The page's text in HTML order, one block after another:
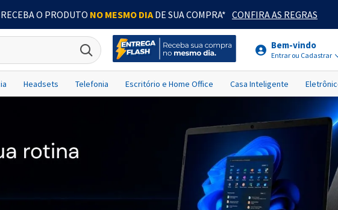
RECEBA O PRODUTO NO MESMO DIADE SUA COMPRA* CONFIRA AS REGRAS
Bem-vindo
Entrar ou Cadastrar
Headsets Telefonia Escritório e Home Office Casa Inteligente